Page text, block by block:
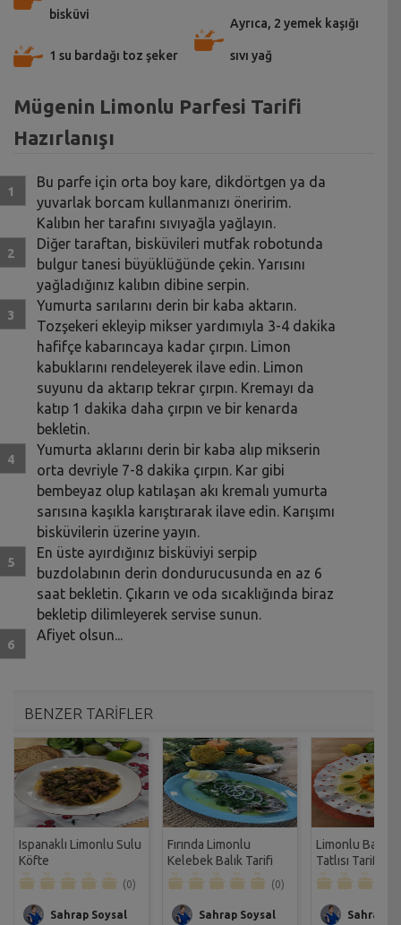
bisküvi
1 su bardağı toz şeker
Ayrıca, 2 yemek kaşığı
sıvı yağ
Mügenin Limonlu Parfesi Tarifi
Hazırlanışı
Bu parfe için orta boy kare, dikdörtgen ya da
yuvarlak borcam kullanmanızı öneririm.
Kalıbın her tarafını sıvıyağla yağlayın.
Diğer taraftan, bisküvileri mutfak robotunda
bulgur tanesi büyüklüğünde çekin. Yarısını
yağladığınız kalıbın dibine serpin.
Yumurta sarılarını derin bir kaba aktarın.
Tozşekeri ekleyip mikser yardımıyla 3-4 dakika
hafifçe kabarıncaya kadar çırpın. Limon
kabuklarını rendeleyerek ilave edin. Limon
suyunu da aktarıp tekrar çırpın. Kremayı da
katıp 1 dakika daha çırpın ve bir kenarda
bekletin.
Yumurta aklarını derin bir kaba alıp mikserin
orta devriyle 7-8 dakika çırpın. Kar gibi
bembeyaz olup katılaşan akı kremalı yumurta
sarısına kaşıkla karıştırarak ilave edin. Karışımı
bisküvilerin üzerine yayın.
En üste ayırdığınız bisküviyi serpip
buzdolabının derin dondurucusunda en az 6
saat bekletin. Çıkarın ve oda sıcaklığında biraz
bekletip dilimleyerek servise sunun.
Afiyet olsun...
BENZER TARİFLER
Ispanaklı Limonlu Sulu
Köfte
(0)
Sahrap Soysal
Fırında Limonlu
Kelebek Balık Tarifi
(0)
Sahrap Soysal
Limonlu
Tatlısı Tarifi
Sahrap